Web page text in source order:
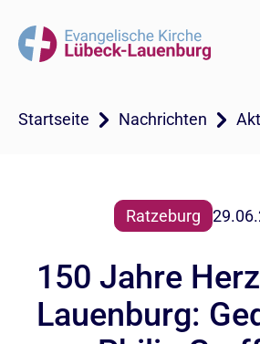
Startseite Nachrichten
Ratzeburg
150 Jahre
Lauenburg: